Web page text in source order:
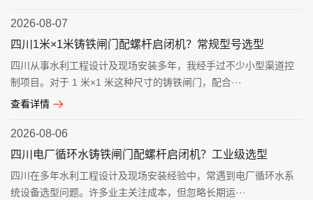
2026-08-07
四川1米×1米铸铁闸门配螺杆启闭机？常规型号选型
四川从事水利工程设计及现场安装多年，我经手过不少小型渠道控
制项目。对于 1 米×1 米这种尺寸的铸铁闸门，配合···
查看详情
2026-08-06
四川电厂循环水铸铁闸门配螺杆启闭机？工业级选型
四川在多年水利工程设计及现场安装经验中，常遇到电厂循环水系
统设备选型问题。许多业主关注成本，但忽略长期运···